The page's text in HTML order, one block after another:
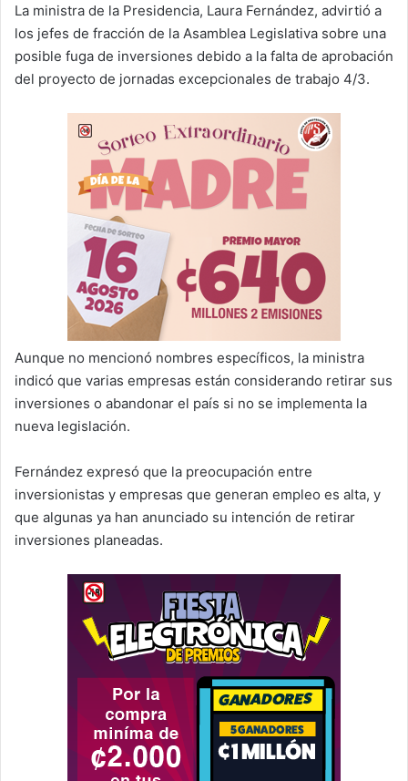
La ministra de la Presidencia, Laura Fernández, advirtió a
los jefes de fracción de la Asamblea Legislativa sobre una
posible fuga de inversiones debido a la falta de aprobación
del proyecto de jornadas excepcionales de trabajo 4/3.
Aunque no mencionó nombres específicos, la ministra
indicó que varias empresas están considerando retirar sus
inversiones o abandonar el país si no se implementa la
nueva legislación.
Fernández expresó que la preocupación entre
inversionistas y empresas que generan empleo es alta, y
que algunas ya han anunciado su intención de retirar
inversiones planeadas.